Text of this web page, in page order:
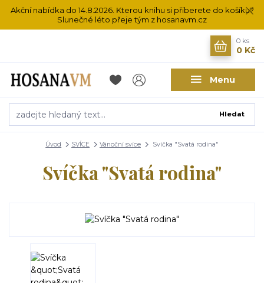
Akční nabídka do 14.8.2026. Kterou knihu si přiberete do košíku?
Slunečné léto přeje tým z hosanavm.cz
Menu
Hledat
0 ks
0 Kč
Úvod SVÍCE Vánoční svíce Svíčka "Svatá rodina"
Svíčka "Svatá rodina"